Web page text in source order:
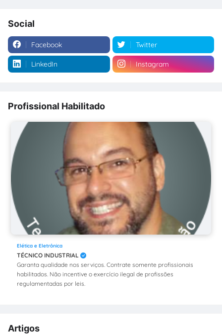
Social
Facebook Twitter
LinkedIn Instagram
Profissional Habilitado
Elética e Eletrônica
TÉCNICO INDUSTRIAL
Garanta qualidade nos serviços. Contrate somente profissionais
habilitados. Não incentive o exercício ilegal de profissões
regulamentadas por leis.
Artigos